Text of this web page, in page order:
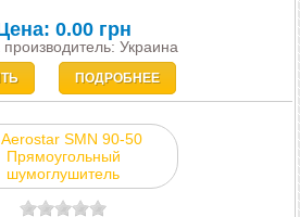
0.00 грн
Украина
ПОДРОБНЕЕ